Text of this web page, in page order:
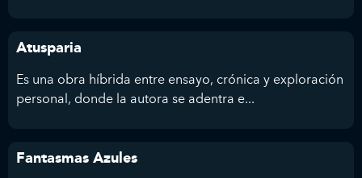
Atusparia
Es una obra híbrida entre ensayo, crónica y exploración
personal, donde la autora se adentra e...
Fantasmas Azules